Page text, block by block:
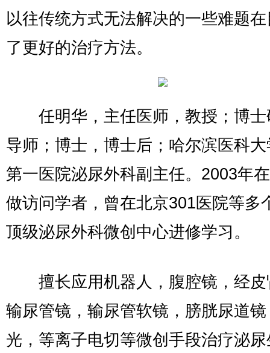
以往传统方式无法解决的一些难题
了更好的治疗方法。
任明华，主任医师，教授；博士
导师；博士，博士后；哈尔滨医科
第一医院泌尿外科副主任。2003年
做访问学者，曾在北京301医院等多
顶级泌尿外科微创中心进修学习。
擅长应用机器人，腹腔镜，经皮
输尿管镜，输尿管软镜，膀胱尿道
光，等离子电切等微创手段治疗泌